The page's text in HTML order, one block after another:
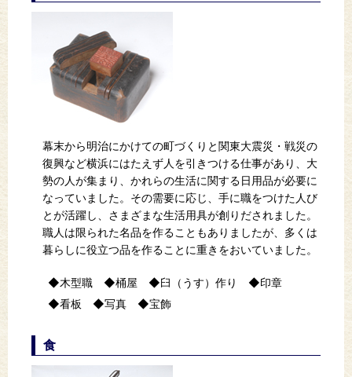
幕末から明治にかけての町づくりと関東大震災・戦災の
復興など横浜にはたえず人を引きつける仕事があり、大
勢の人が集まり、かれらの生活に関する日用品が必要に
なっていました。その需要に応じ、手に職をつけた人び
とが活躍し、さまざまな生活用具が創りだされました。
職人は限られた名品を作ることもありましたが、多くは
暮らしに役立つ品を作ることに重きをおいていました。
木型職 桶屋 臼（うす）作り
印章
看板
写真 宝飾
食